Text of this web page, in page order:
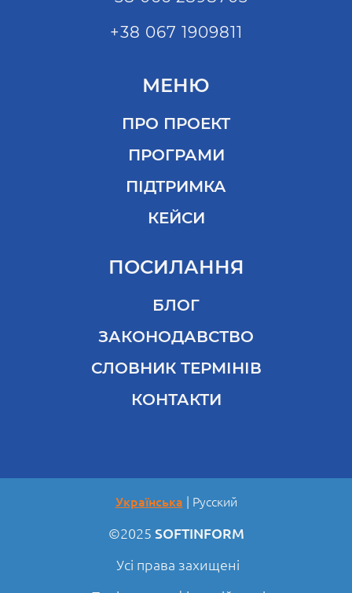
+38 067 1909811
МЕНЮ
ПРО ПРОЕКТ
ПРОГРАМИ
ПІДТРИМКА
КЕЙСИ
ПОСИЛАННЯ
БЛОГ
ЗАКОНОДАВСТВО
СЛОВНИК ТЕРМІНІВ
КОНТАКТИ
Українська Русский
©2025 SOFTINFORM
Усі права захищені